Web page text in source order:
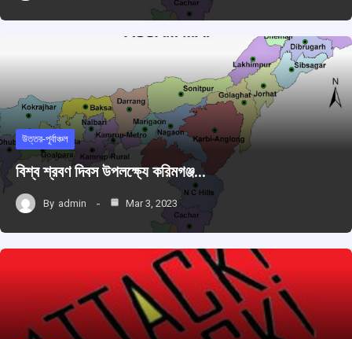
উত্তর-পূর্বাঞ্চল
বিশ্ব শ্রবণ দিবস উপলক্ষ্যে করিমগঞ্জ…
By admin Mar 3, 2023